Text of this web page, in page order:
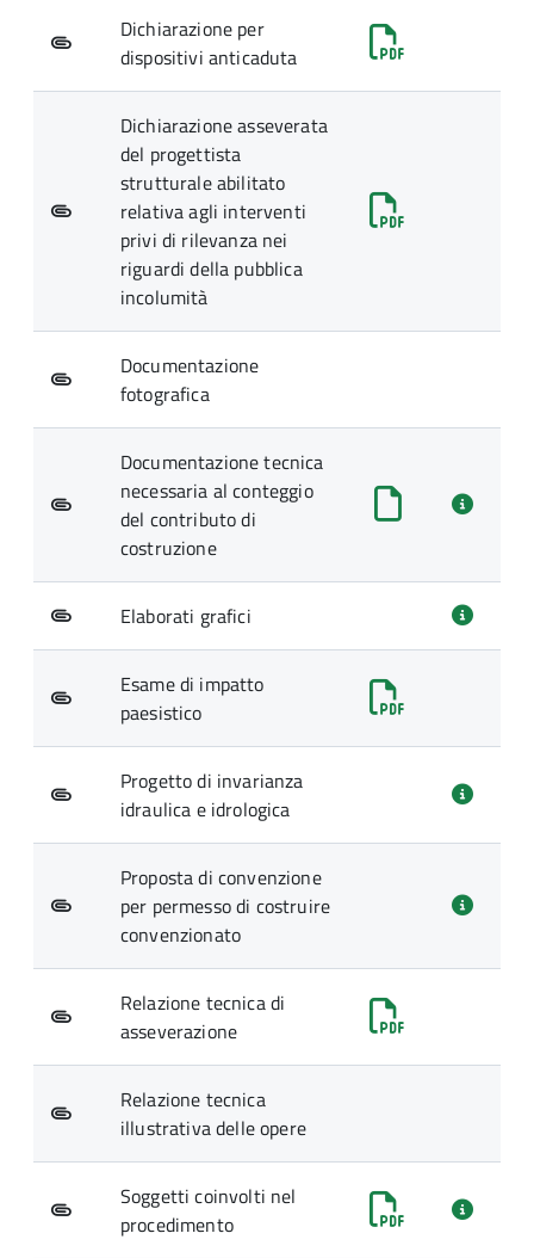
Dichiarazione per
dispositivi anticaduta
Dichiarazione asseverata
del progettista
strutturale abilitato
relativa agli interventi
privi di rilevanza nei
riguardi della pubblica
incolumità
Documentazione
fotografica
Documentazione tecnica
necessaria al conteggio
del contributo di
costruzione
Elaborati grafici
Esame di impatto
paesistico
Progetto di invarianza
idraulica e idrologica
Proposta di convenzione
per permesso di costruire
convenzionato
Relazione tecnica di
asseverazione
Relazione tecnica
illustrativa delle opere
Soggetti coinvolti nel
procedimento